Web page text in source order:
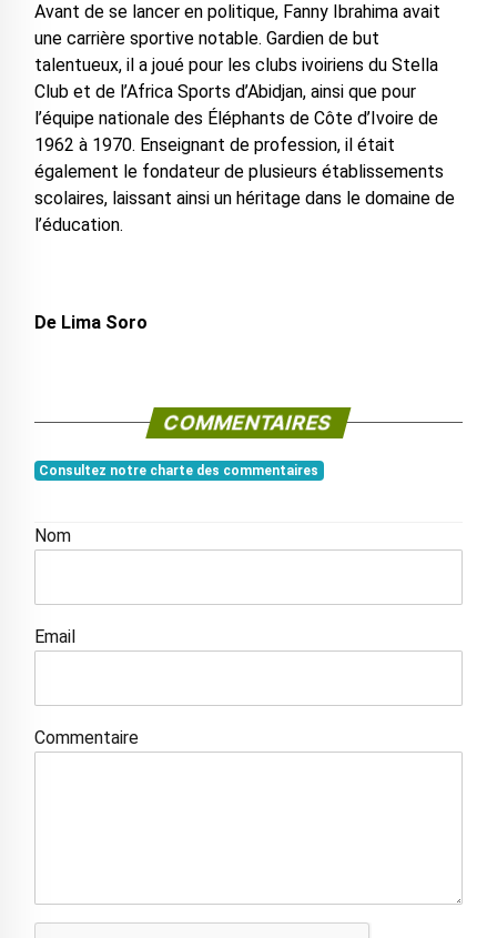
Avant de se lancer en politique, Fanny Ibrahima avait
une carrière sportive notable. Gardien de but
talentueux, il a joué pour les clubs ivoiriens du Stella
Club et de l’Africa Sports d’Abidjan, ainsi que pour
l’équipe nationale des Éléphants de Côte d’Ivoire de
1962 à 1970. Enseignant de profession, il était
également le fondateur de plusieurs établissements
scolaires, laissant ainsi un héritage dans le domaine de
l’éducation.
De Lima Soro
COMMENTAIRES
Consultez notre charte des commentaires
Nom
Email
Commentaire